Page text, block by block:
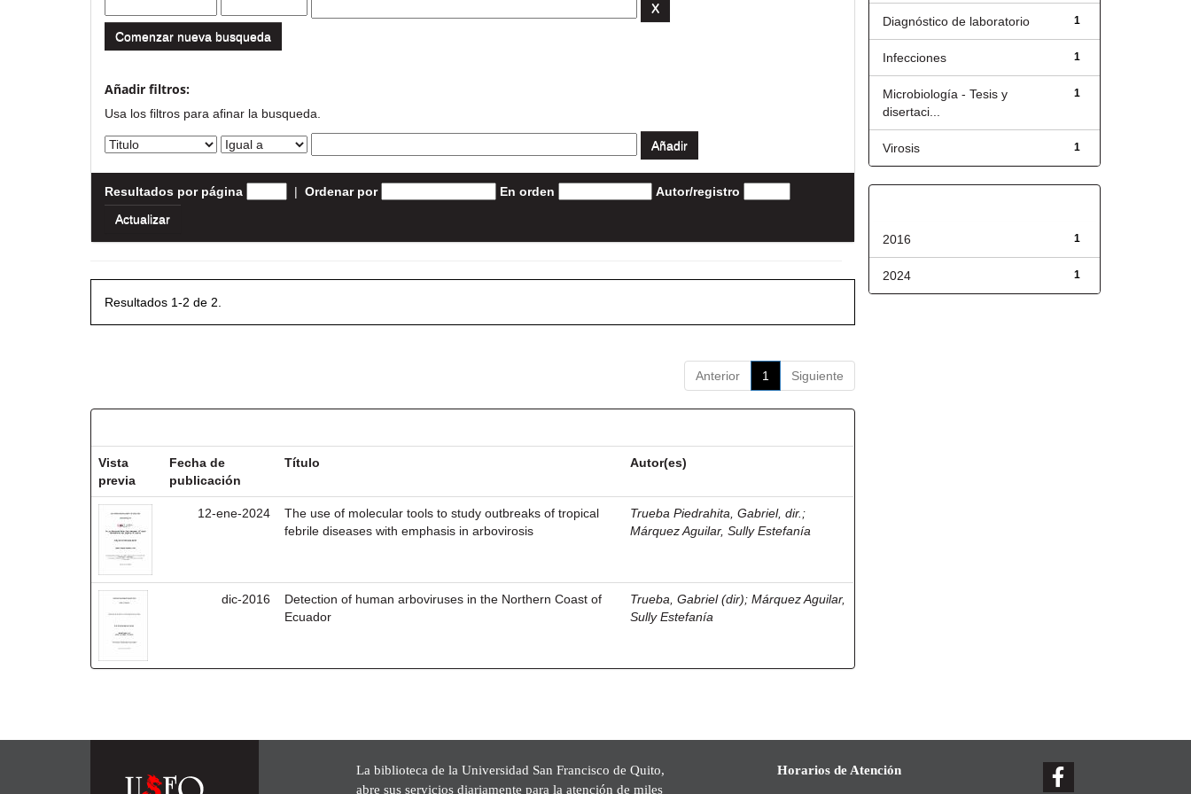
Comenzar nueva busqueda
Añadir filtros:
Usa los filtros para afinar la busqueda.
Resultados por página | Ordenar por En orden Autor/registro
Resultados 1-2 de 2.
Anterior 1 Siguiente
Vista
previa
Fecha de
publicación
Título Autor(es)
12-ene-2024
The use of molecular tools to study outbreaks of tropical
febrile diseases with emphasis in arbovirosis
Trueba Piedrahita, Gabriel, dir. ;
Márquez Aguilar, Sully Estefanía
dic-2016
Detection of human arboviruses in the Northern Coast of
Ecuador
Trueba, Gabriel (dir);Márquez Aguilar,
Sully Estefanía
1
Diagnóstico de laboratorio
1
Infecciones
1
Microbiología - Tesis y
disertaci...
1
Virosis
1
2016
1
2024
La biblioteca de la Universidad San Francisco de Quito,
abre sus servicios diariamente para la atención de miles
Horarios de Atención